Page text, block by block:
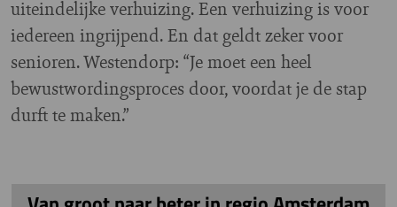
uiteindelijke verhuizing. Een verhuizing is voor
iedereen ingrijpend. En dat geldt zeker voor
senioren. Westendorp: “Je moet een heel
bewustwordingsproces door, voordat je de stap
durft te maken.”